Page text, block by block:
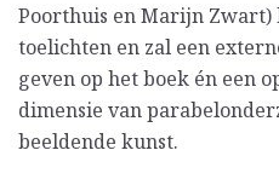
Poorthuis en Marijn
toelichten en zal een
geven op het boek én een
dimensie van
beeldende kunst.